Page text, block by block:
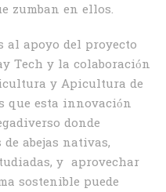
zumban en ellos.
al apoyo del proyecto
Tech y la colaboración
y Apicultura de
que esta innovación
donde
abejas nativas,
y aprovechar
sostenible puede